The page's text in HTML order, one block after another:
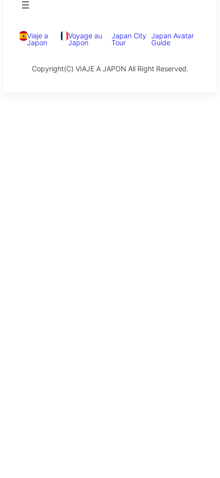
Viaje a
Japon
Voyage au
Japon
Japan City
Tour
Japan Avatar
Guide
Copyright(C) VIAJE A JAPON All Right Reserved.